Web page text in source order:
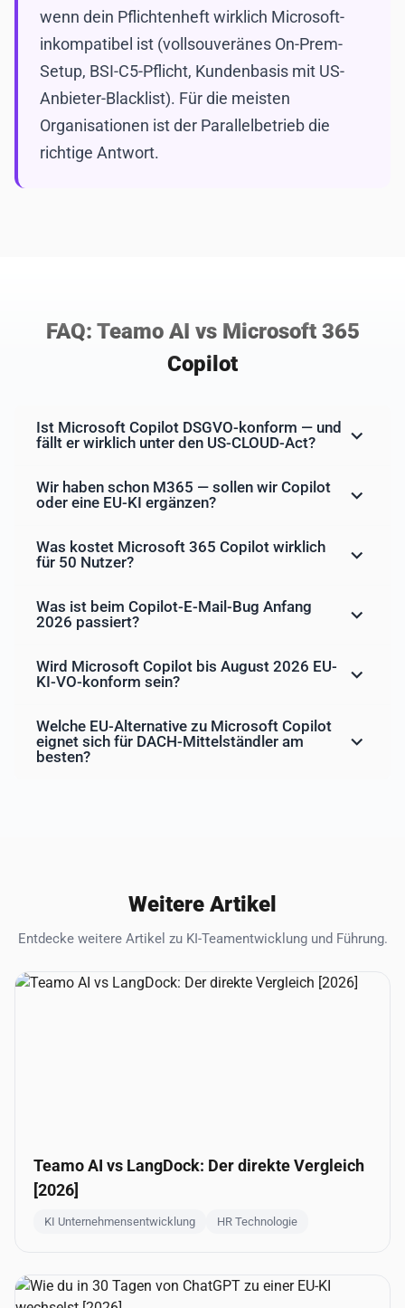
wenn dein Pflichtenheft wirklich Microsoft-
inkompatibel ist (vollsouveränes On-Prem-
Setup, BSI-C5-Pflicht, Kundenbasis mit US-
Anbieter-Blacklist). Für die meisten
Organisationen ist der Parallelbetrieb die
richtige Antwort.
FAQ: Teamo AI vs Microsoft 365
Copilot
Ist Microsoft Copilot DSGVO-konform — und
fällt er wirklich unter den US-CLOUD-Act?
Wir haben schon M365 — sollen wir Copilot
oder eine EU-KI ergänzen?
Was kostet Microsoft 365 Copilot wirklich
für 50 Nutzer?
Was ist beim Copilot-E-Mail-Bug Anfang
2026 passiert?
Wird Microsoft Copilot bis August 2026 EU-
KI-VO-konform sein?
Welche EU-Alternative zu Microsoft Copilot
eignet sich für DACH-Mittelständler am
besten?
Weitere Artikel
Entdecke weitere Artikel zu KI-Teamentwicklung und Führung.
Teamo AI vs LangDock: Der direkte Vergleich
[2026]
KI Unternehmensentwicklung HR Technologie